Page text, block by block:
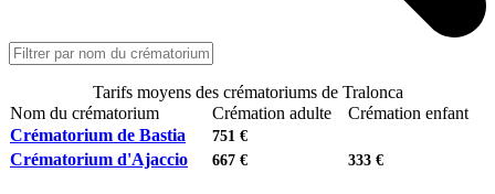
Tarifs moyens des crématoriums de Tralonca
Nom du crématorium
Crémation adulte
Crémation enfant
Crématorium de Bastia
751 €
Crématorium d'Ajaccio 667 € 333 €